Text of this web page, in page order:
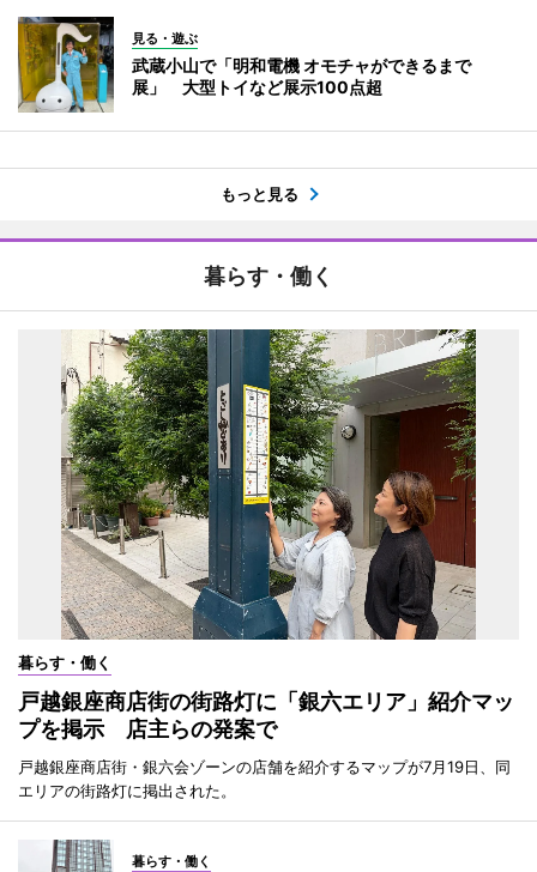
見る・遊ぶ
武蔵小山で「明和電機 オモチャができるまで
展」 大型トイなど展示100点超
もっと見る
暮らす・働く
暮らす・働く
戸越銀座商店街の街路灯に「銀六エリア」紹介マッ
プを掲示 店主らの発案で
戸越銀座商店街・銀六会ゾーンの店舗を紹介するマップが7月19日、同
エリアの街路灯に掲出された。
暮らす・働く